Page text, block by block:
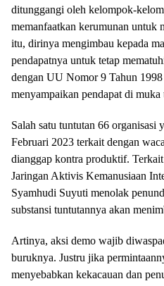
ditunggangi oleh kelompok-
memanfaatkan kerumunan untuk
itu, dirinya mengimbau kepada
pendapatnya untuk tetap
dengan UU Nomor 9 Tahun 1998
menyampaikan pendapat di muka
Salah satu tuntutan 66 organisasi
Februari 2023 terkait dengan
dianggap kontra produktif.
Jaringan Aktivis Kemanusiaan
Syamhudi Suyuti menolak
substansi tuntutannya akan
Artinya, aksi demo wajib
buruknya. Justru jika
menyebabkan kekacauan dan